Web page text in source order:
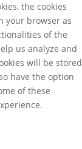
the cookies
your browser as
of the
us analyze and
will be stored
have the option
of these